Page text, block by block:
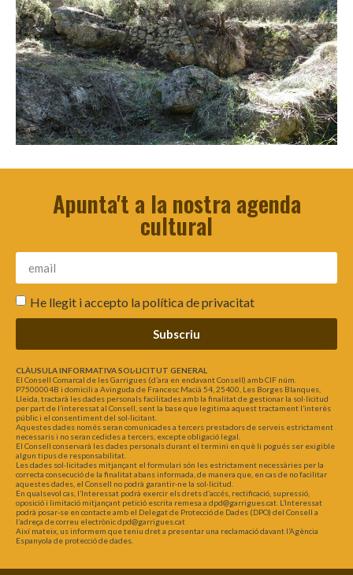
Apunta't a la nostra agenda
cultural
He llegit i accepto lapolítica de privacitat
Subscriu
CLÀUSULA INFORMATIVA SOL·LICITUT GENERAL
El Consell Comarcal de les Garrigues (d’ara en endavant Consell) amb CIF núm.
P7500004B i domicili a Avinguda de Francesc Macià 54, 25400, Les Borges Blanques,
Lleida, tractarà les dades personals facilitades amb la finalitat de gestionar la sol·licitud
per part de l’interessat al Consell, sent la base que legitima aquest tractament l’interès
públic i el consentiment del sol·licitant.
Aquestes dades només seran comunicades a tercers prestadors de serveis estrictament
necessaris i no seran cedides a tercers, excepte obligació legal.
El Consell conservarà les dades personals durant el termini en què li pogués ser exigible
algun tipus de responsabilitat.
Les dades sol·licitades mitjançant el formulari són les estrictament necessàries per la
correcta consecució de la finalitat abans informada, de manera que, en cas de no facilitar
aquestes dades, el Consell no podrà garantir-ne la sol·licitud.
En qualsevol cas, l’Interessat podrà exercir els drets d’accés, rectificació, supressió,
oposició i limitació mitjançant petició escrita remesa a dpd@garrigues.cat. L’Interessat
podrà posar-se en contacte amb el Delegat de Protecció de Dades (DPO) del Consell a
l’adreça de correu electrònic dpd@garrigues.cat
Així mateix, us informem que teniu dret a presentar una reclamació davant l’Agència
Espanyola de protecció de dades.